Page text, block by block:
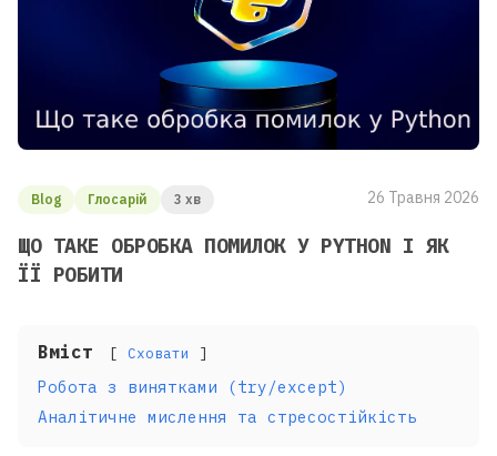
Blog Глосарій 3 хв 26 Травня 2026
ЩО ТАКЕ ОБРОБКА ПОМИЛОК У PYTHON І ЯК
ЇЇ РОБИТИ
Вміст Сховати
Робота з винятками (try/except)
Аналітичне мислення та стресостійкість